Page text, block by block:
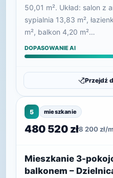
50,01 m². Układ: salon z
sypialnia 13,83 m²,
m², balkon 4,20 m²…
DOPASOWANIE AI
Przejdź
5 mieszkanie
480 520 zł8 200 zł/
Mieszkanie 3-
balkonem –